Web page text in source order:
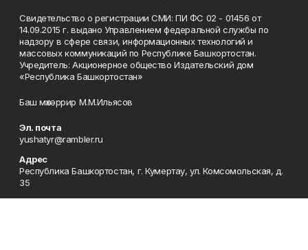
Свидетельство о регистрации СМИ: ПИ ФС 02 - 01456 от
14.09.2015 г. выдано Управлением федеральной службы по
надзору в сфере связи, информационных технологий и
массовых коммуникаций по Республике Башкортостан.
Учредитель: Акционерное общество Издательский дом
«Республика Башкортостан»
Баш мөхәррир М.М.Ильясов
Эл. почта
yushatyr@rambler.ru
Адрес
Республика Башкортостан, г. Кумертау, ул. Комсомольская, д.
35